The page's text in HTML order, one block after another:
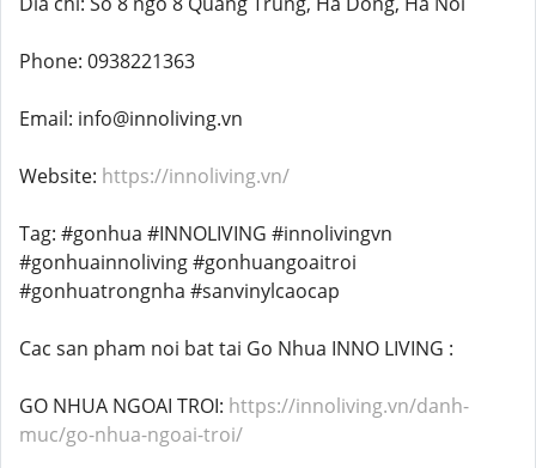
Phone: 0938221363
Email: info@innoliving.vn
Website: https://innoliving.vn/
Tag: #gonhua #INNOLIVING #innolivingvn
#gonhuainnoliving #gonhuangoaitroi
#gonhuatrongnha #sanvinylcaocap
Cac san pham noi bat tai Go Nhua INNO LIVING :
GO NHUA NGOAI TROI: https://innoliving.vn/danh-
muc/go-nhua-ngoai-troi/